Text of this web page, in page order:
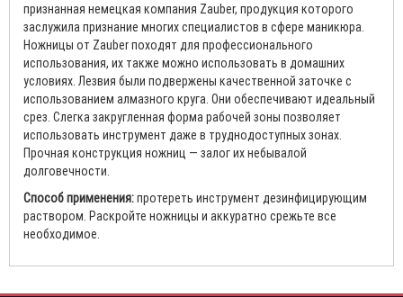
признанная немецкая компания Zauber, продукция которого
заслужила признание многих специалистов в сфере маникюра.
Ножницы от Zauber походят для профессионального
использования, их также можно использовать в домашних
условиях. Лезвия были подвержены качественной заточке с
использованием алмазного круга. Они обеспечивают идеальный
срез. Слегка закругленная форма рабочей зоны позволяет
использовать инструмент даже в труднодоступных зонах.
Прочная конструкция ножниц — залог их небывалой
долговечности.
Способ применения:протереть инструмент дезинфицирующим
раствором. Раскройте ножницы и аккуратно срежьте все
необходимое.